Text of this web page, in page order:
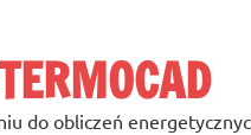
do obliczeń